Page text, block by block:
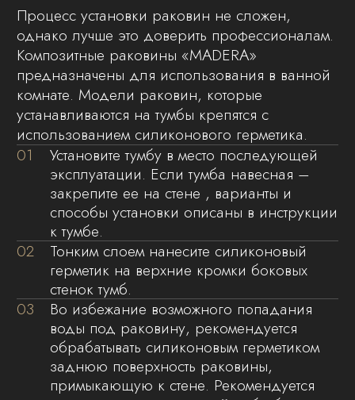
07
В комплектацию отдельно висящих
раковин над стиральной машинкой
входят только кронштейны и крепления к
раковине, а также декоративная крышка,
где предусмотрена.
08
Крепления к стене подбираются
индивидуально покупателем по типу
стены и не предусмотрены
комплектацией.
В нашей компании мы уделяем особое
внимание качеству упаковки продукции, чтобы
обеспечить её максимальную целостность
и сохранность при транспортировке. Каждое
изделие упаковывается в полиэтиленовый
пакет, углы защищаются пенопластовыми
уголками, сверху используется прочная
коробка из гофрированного картона.
Благодаря нашим высоким стандартам
упаковки, вы можете быть уверены, что ваша
покупка прибудет в идеальном состоянии,
без повреждений и дефектов. Мы стремимся
к тому, чтобы каждый клиент получил
продукцию в первозданном виде, что
подтверждает нашу репутацию надежного
партнера и производителя.